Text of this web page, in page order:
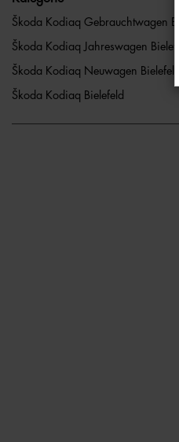
Škoda Kodiaq Gebrauchtwagen
Škoda Kodiaq Jahreswagen
Škoda Kodiaq Neuwagen Bielefeld
Škoda Kodiaq Bielefeld